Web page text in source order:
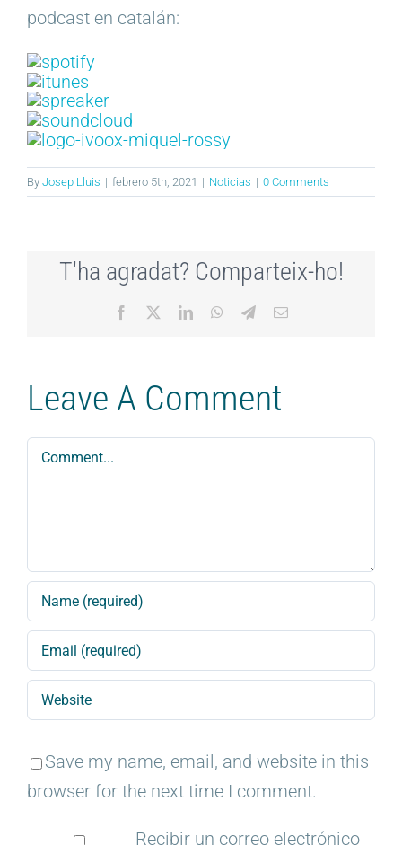
podcast en catalán:
By Josep Lluis | febrero 5th, 2021 | Noticias | 0 Comments
T'ha agradat? Comparteix-ho!
Facebook LinkedInWhatsApp
TelegramEmail
Leave A Comment
Comment
Save my name, email, and website in this
browser for the next time I comment.
Recibir un correo electrónico